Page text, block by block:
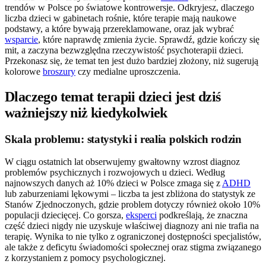
trendów w Polsce po światowe kontrowersje. Odkryjesz, dlaczego
liczba dzieci w gabinetach rośnie, które terapie mają naukowe
podstawy, a które bywają przereklamowane, oraz jak wybrać
wsparcie, które naprawdę zmienia życie. Sprawdź, gdzie kończy się
mit, a zaczyna bezwzględna rzeczywistość psychoterapii dzieci.
Przekonasz się, że temat ten jest dużo bardziej złożony, niż sugerują
kolorowe broszury czy medialne uproszczenia.
Dlaczego temat terapii dzieci jest dziś
ważniejszy niż kiedykolwiek
Skala problemu: statystyki i realia polskich rodzin
W ciągu ostatnich lat obserwujemy gwałtowny wzrost diagnoz
problemów psychicznych i rozwojowych u dzieci. Według
najnowszych danych aż 10% dzieci w Polsce zmaga się z ADHD
lub zaburzeniami lękowymi – liczba ta jest zbliżona do statystyk ze
Stanów Zjednoczonych, gdzie problem dotyczy również około 10%
populacji dziecięcej. Co gorsza, eksperci podkreślają, że znaczna
część dzieci nigdy nie uzyskuje właściwej diagnozy ani nie trafia na
terapię. Wynika to nie tylko z ograniczonej dostępności specjalistów,
ale także z deficytu świadomości społecznej oraz stigma związanego
z korzystaniem z pomocy psychologicznej.